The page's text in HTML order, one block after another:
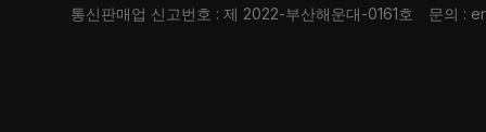
통신판매업 신고번호 : 제 2022-부산해운대-0161호
문의 :